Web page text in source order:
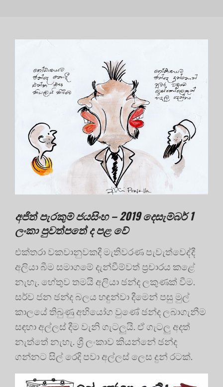
අජිත් පැරකුම් ජයසිංහ – 2019 දෙසැම්බර් 1
ලංකා පුවත්පතේ ද පළ වේ
එක්තරා වකවානුවකදී මැතිවරණ පැවැත්වෙද්දී
අලියා බීම සමාගමේ දැන්වීම්වත් ප්‍රචාරය කළේ
නැහැ. හේතුව තමයි අලියා ඡන්ද ලකුණක් වීම.
සර්ව ජන ඡන්ද බලය හඳුන්වා දීමෙන් පසු මුල්
කාලයේ තිබුණු අභියෝග වුණේ ඡන්ද ලබාගැනීම
සඳහා අල්ලස් දීම වැනි ගැටලුයි. ඒ ගැටලු අදත්
නැත්තේ නැහැ. ශ්‍රී ලංකාව කියන්නේ ඡන්ද
ගන්නට සිල් රෙදි පවා අල්ලස් ලෙස දුන් රටක්.